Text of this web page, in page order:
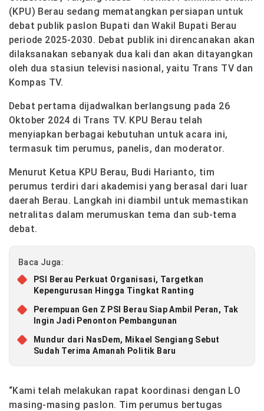
(KPU) Berau sedang mematangkan persiapan untuk
debat publik paslon Bupati dan Wakil Bupati Berau
periode 2025-2030. Debat publik ini direncanakan akan
dilaksanakan sebanyak dua kali dan akan ditayangkan
oleh dua stasiun televisi nasional, yaitu Trans TV dan
Kompas TV.
Debat pertama dijadwalkan berlangsung pada 26
Oktober 2024 di Trans TV. KPU Berau telah
menyiapkan berbagai kebutuhan untuk acara ini,
termasuk tim perumus, panelis, dan moderator.
Menurut Ketua KPU Berau, Budi Harianto, tim
perumus terdiri dari akademisi yang berasal dari luar
daerah Berau. Langkah ini diambil untuk memastikan
netralitas dalam merumuskan tema dan sub-tema
debat.
Baca Juga:
PSI Berau Perkuat Organisasi, Targetkan
Kepengurusan Hingga Tingkat Ranting
Perempuan Gen Z PSI Berau Siap Ambil Peran, Tak
Ingin Jadi Penonton Pembangunan
Mundur dari NasDem, Mikael Sengiang Sebut
Sudah Terima Amanah Politik Baru
“Kami telah melakukan rapat koordinasi dengan LO
masing-masing paslon. Tim perumus bertugas